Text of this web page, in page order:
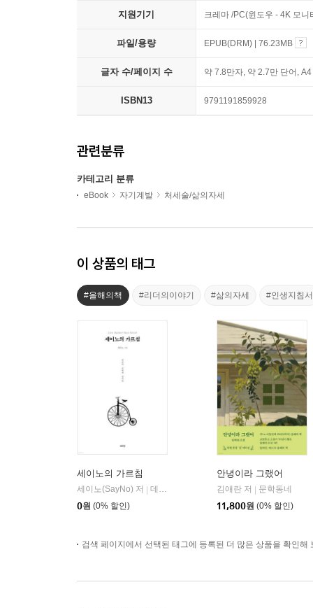
지원기기 크레마 /PC(윈도우 - 4K 모
파일/용량 EPUB(DRM) | 76.23MB
글자 수/페이지 수 약 7.8만자, 약 2.7만 단어,
ISBN13 9791191859928
관련분류
카테고리 분류
eBook 자기계발 처세술/삶의자세
이 상품의 태그
#올해의책 #리더의이야기 #삶의자세 #인생지침서
세이노의 가르침
세이노(SayNo) 저 | 데이원
0원 (0% 할인)
안녕이라 그랬어
김애란 저 | 문학동네
11,800원 (0% 할인)
검색 페이지에서 선택된 태그에 등록된 더 많은 상품을 확인해